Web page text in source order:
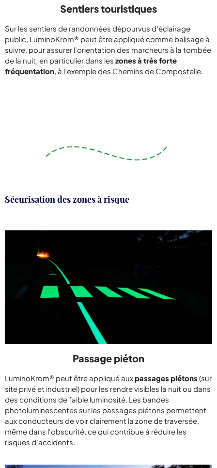
Sentiers touristiques
Sur les sentiers de randonnées dépourvus d'éclairage
public, LuminoKrom® peut être appliqué comme balisage à
suivre, pour assurer l’orientation des marcheurs à la tombée
de la nuit, en particulier dans les zones à très forte
fréquentation, à l’exemple des Chemins de Compostelle.
Sécurisation des zones à risque
Passage piéton
LuminoKrom® peut être appliqué auxpassages piétons(sur
site privé et industriel) pour les rendre visibles la nuit ou dans
des conditions de faible luminosité. Les bandes
photoluminescentes sur les passages piétons permettent
aux conducteurs de voir clairement la zone de traversée,
même dans l'obscurité, ce qui contribue à réduire les
risques d'accidents.